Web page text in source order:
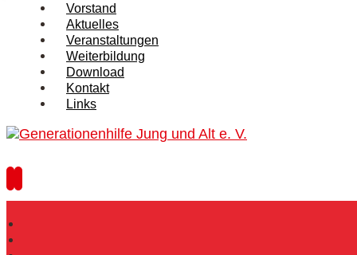
Vorstand
Aktuelles
Veranstaltungen
Weiterbildung
Download
Kontakt
Links